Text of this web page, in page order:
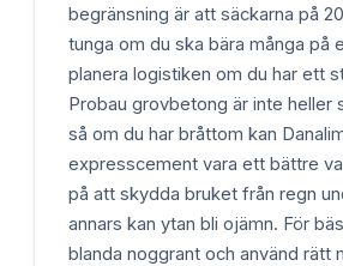
begränsning är att säckarna på
tunga om du ska bära många på
planera logistiken om du har ett
Probau grovbetong är inte heller
så om du har bråttom kan
expresscement vara ett bättre
på att skydda bruket från regn
annars kan ytan bli ojämn. För
blanda noggrant och använd rätt